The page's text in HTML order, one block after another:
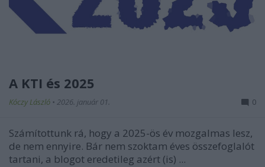
A KTI és 2025
Kóczy László • 2026. január 01. 0
Számítottunk rá, hogy a 2025-ös év mozgalmas lesz,
de nem ennyire. Bár nem szoktam éves összefoglalót
tartani, a blogot eredetileg azért (is) ...